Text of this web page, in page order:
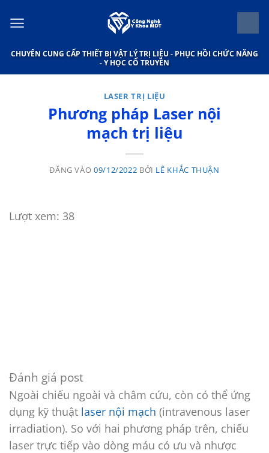
qua
dung
CHUYÊN CUNG CẤP THIẾT BỊ VẬT LÝ TRỊ LIỆU - PHỤC HỒI CHỨC NĂNG
- Y HỌC CỔ TRUYỀN
LASER TRỊ LIỆU
Phương pháp Laser nội
mạch trị liệu
ĐĂNG VÀO 09/12/2022 BỞI LÊ KHẮC THUẬN
Lượt xem: 38
Đánh giá post
Ngoài chiếu ngoài và châm cứu, còn có thể ứng
dụng kỹ thuật laser nội mạch (intravenous laser
irradiation). So với hai phương pháp trên, chiếu
laser trực tiếp vào dòng máu có ưu và nhược